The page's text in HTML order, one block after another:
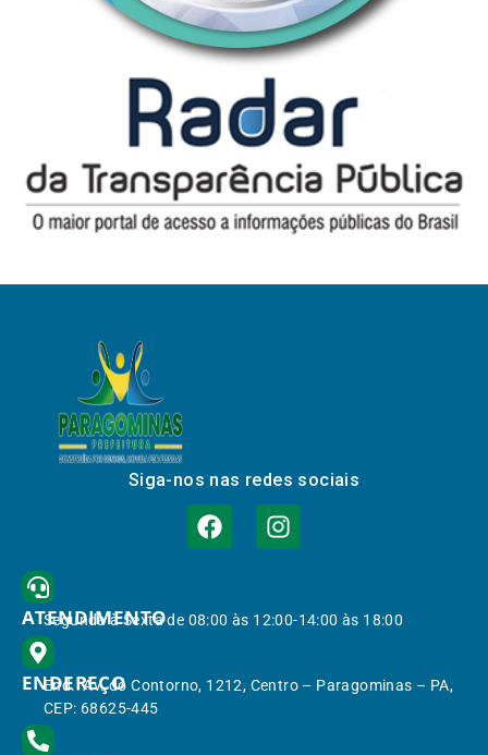
Siga-nos nas redes sociais
ATENDIMENTO
Segunda à Sexta de 08:00 às 12:00-14:00 às 18:00
ENDEREÇO
End.: Av. do Contorno, 1212, Centro – Paragominas – PA,
CEP: 68625-445